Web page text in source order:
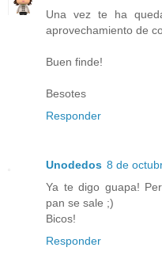
Una vez te ha
aprovechamiento de
Buen finde!
Besotes
Responder
Unodedos 8 de
Ya te digo guapa!
pan se sale ;)
Bicos!
Responder